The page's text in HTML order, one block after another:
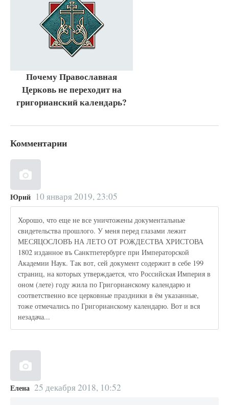
Почему Православная
Церковь не переходит на
григорианский календарь?
Комментарии
Юрий 10 января 2019, 23:05
Хорошо, что еще не все уничтожены документальные
свидетельства прошлого. У меня перед глазами лежит
МЕСЯЦОСЛОВЪ НА ЛЕТО ОТ РОЖДЕСТВА ХРИСТОВА
1802 изданное въ Санктпетербурге при Императорской
Академии Наук. Так вот, сей документ содержит в себе 199
страниц, на которых утверждается, что Российская Империя в
оном (лете) году жила по Григорианскому календарю и
соответственно все церковные праздники в ём указанные,
тоже отмечались по Григорианскому календарю. Вот и вся
незадача...
Елена 25 декабря 2018, 10:52